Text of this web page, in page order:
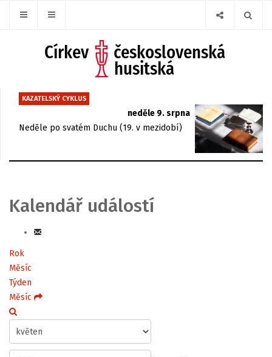
KAZATELSKÝ CYKLUS
neděle 9. srpna
Neděle po svatém Duchu (19. v mezidobí)
Kalendář událostí
Rok
Měsíc
Týden
Měsíc